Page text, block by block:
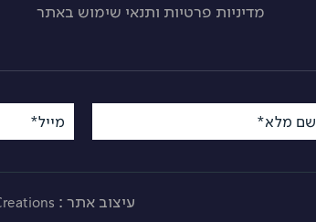
מדיניות פרטיות ותנאי שימוש באתר
שם מלא* מייל*
עיצוב אתר :